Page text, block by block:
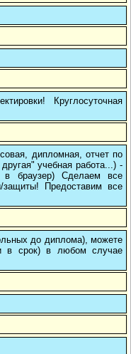
Круглосуточная
дипломная, отчет по
учебная работа...) -
в браузер) Сделаем все
Предоставим все
до диплома), можете
в срок) в любом случае